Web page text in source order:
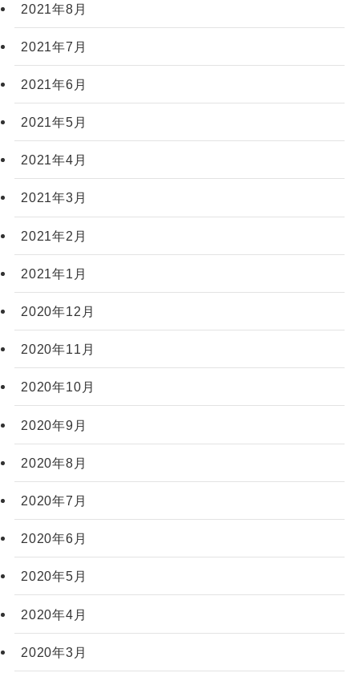
2021年8月
2021年7月
2021年6月
2021年5月
2021年4月
2021年3月
2021年2月
2021年1月
2020年12月
2020年11月
2020年10月
2020年9月
2020年8月
2020年7月
2020年6月
2020年5月
2020年4月
2020年3月